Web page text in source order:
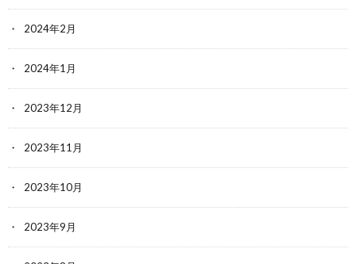
2024年2月
2024年1月
2023年12月
2023年11月
2023年10月
2023年9月